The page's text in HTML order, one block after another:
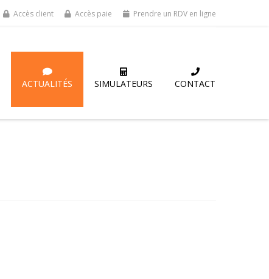
Accès client Accès paie Prendre un RDV en ligne
ACTUALITÉS SIMULATEURS CONTACT